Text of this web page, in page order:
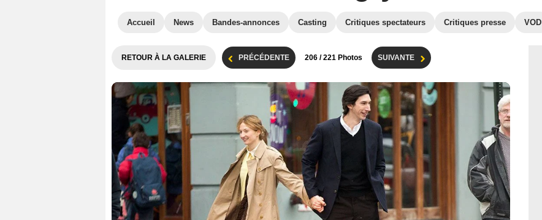
Accueil News Bandes-annonces Casting Critiques spectateurs Critiques presse VOD
RETOUR À LA GALERIE PRÉCÉDENTE 206 / 221 Photos SUIVANTE